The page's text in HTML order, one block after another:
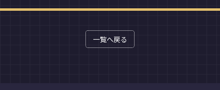
一覧へ戻る